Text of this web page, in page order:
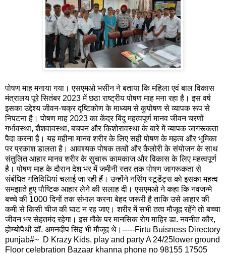
पोषण माह मनाया गया। एसएमओ भसीन ने बताया कि महिला एवं बाल विकास
मंत्रालय पूरे सितंबर 2023 में छठा राष्ट्रीय पोषण माह मना रहा है। इस वर्ष
इसका उद्देश्य जीवन-चक्र दृष्टिकोण के माध्यम से कुपोषण से व्यापक रूप से
निपटना है। पोषण माह 2023 का केंद्र बिंदु महत्वपूर्ण मानव जीवन चरणों
गर्भावस्था, शैशवावस्था, बचपन और किशोरावस्था के बारे में व्यापक जागरूकता
पैदा करना है। यह महीना मानव शरीर के लिए सही पोषण के महत्व और भूमिका
पर प्रकाश डालता है। आवश्यक पोषक तत्वों और कैलोरी के संयोजन के साथ
संतुलित आहार मानव शरीर के सुचारू कामकाज और विकास के लिए महत्वपूर्ण
है। पोषण माह के दौरान देश भर में जमीनी स्तर तक पोषण जागरूकता से
संबंधित गतिविधियां चलाई जा रही हैं। उन्होंने नर्सिंग स्टूडेंट्स को इसका महत्व
समझाते हुए पौष्टिक आहार लेने की सलाह दी। एसएमओ ने कहा कि नवजन्मे
बच्चे की 1000 दिनों तक संभाल करना बेहद जरूरी है ताकि उसे आहार की
कमी से किसी चीज की घाट न रह जाए। शरीर में सभी तत्व मौजूद रहेंगे तो बच्चा
जीवन भर सेहतमंद रहेगा। इस मौके पर मानसिक रोग माहिर डा. नवनीत कौर,
होम्योपैथी डॉ. अमनदीप सिंह भी मौजूद थे।-----Firtu Buisness Directory
punjab#~ D Krazy Kids, play and party A 24/25lower ground
Floor celebration Bazaar khanna phone no 98155 17505